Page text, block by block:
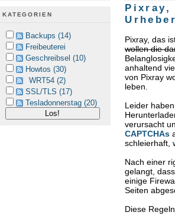
KATEGORIEN
Backups (14)
Freibeuterei
Geschreibsel (10)
Howtos (30)
WRT54 (2)
SSL/TLS (17)
Tesladonnerstag (20)
Pixray,
Pixray, das
wollen die
anhaltend
von Pixray
leben.
Leider
verursacht
CAPTCHAs
schleierhaft,
Nach einer
gelangt,
einige
Seiten
Diese